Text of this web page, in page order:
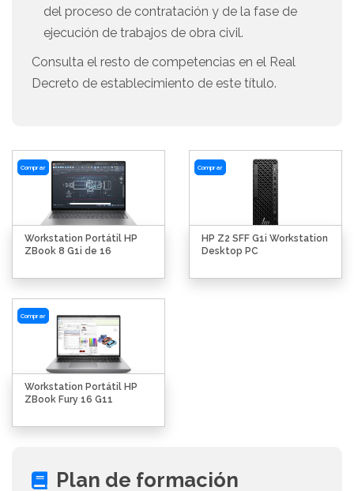
del proceso de contratación y de la fase de
ejecución de trabajos de obra civil.
Consulta el resto de competencias en el Real
Decreto de establecimiento de este título.
Comprar
Workstation Portátil HP
ZBook 8 G1i de 16
Comprar
HP Z2 SFF G1i Workstation
Desktop PC
Comprar
Workstation Portátil HP
ZBook Fury 16 G11
Plan de formación